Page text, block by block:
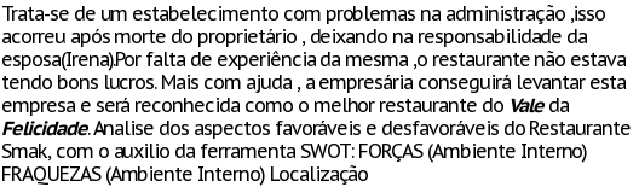
Trata-se de um estabelecimento com problemas na administração ,isso
acorreu após morte do proprietário , deixando na responsabilidade da
esposa(Irena).Por falta de experiência da mesma ,o restaurante não estava
tendo bons lucros. Mais com ajuda , a empresária conseguirá levantar esta
empresa e será reconhecida como o melhor restaurante do Valeda
Felicidade. Analise dos aspectos favoráveis e desfavoráveis do Restaurante
Smak, com o auxilio da ferramenta SWOT: FORÇAS (Ambiente Interno)
FRAQUEZAS (Ambiente Interno) Localização